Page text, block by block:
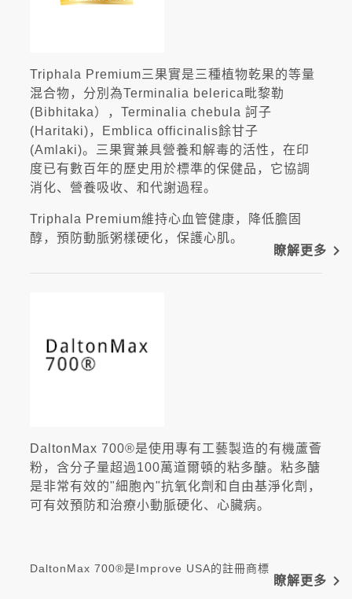
Triphala Premium三果實是三種植物乾果的等量
混合物，分別為Terminalia belerica毗黎勒
(Bibhitaka），Terminalia chebula 訶子
(Haritaki)，Emblica officinalis餘甘子
(Amlaki)。三果實兼具營養和解毒的活性，在印
度已有數百年的歷史用於標準的保健品，它協調
消化、營養吸收、和代謝過程。
Triphala Premium維持心血管健康，降低膽固
醇，預防動脈粥樣硬化，保護心肌。
瞭解更多 navigate_next
DaltonMax 700®是使用專有工藝製造的有機蘆薈
粉，含分子量超過100萬道爾頓的粘多醣。粘多醣
是非常有效的"細胞內"抗氧化劑和自由基淨化劑，
可有效預防和治療小動脈硬化、心臟病。
DaltonMax 700®是Improve USA的註冊商標
瞭解更多 navigate_next